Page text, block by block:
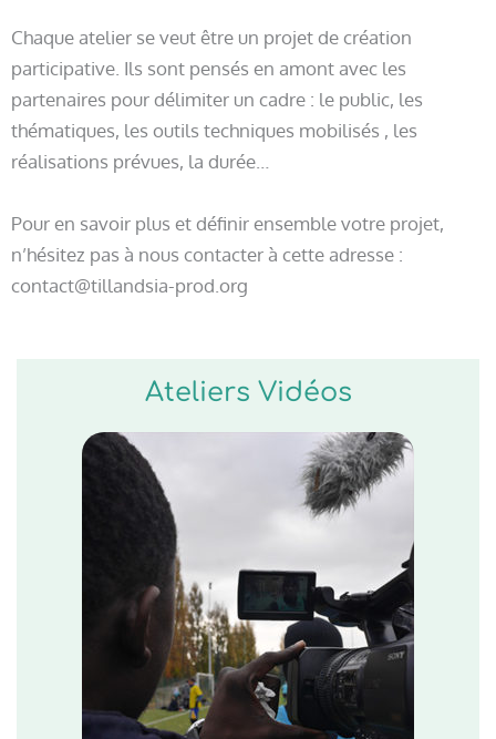
Chaque atelier se veut être un projet de création
participative. Ils sont pensés en amont avec les
partenaires pour délimiter un cadre : le public, les
thématiques, les outils techniques mobilisés , les
réalisations prévues, la durée…
Pour en savoir plus et définir ensemble votre projet,
n’hésitez pas à nous contacter à cette adresse :
contact@tillandsia-prod.org
Ateliers Vidéos